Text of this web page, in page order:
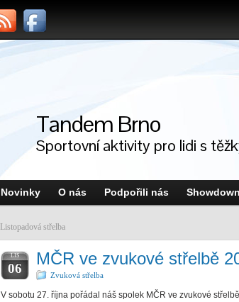
Tandem Brno
Sportovní aktivity pro lidi s
Novinky O nás Podpořili nás Showdown
Listopadová střelba
LIS
06
MČR ve zvukové střelbě
Zvuková střelba
V sobotu 27. října pořádal náš spolek MČR ve zvukové